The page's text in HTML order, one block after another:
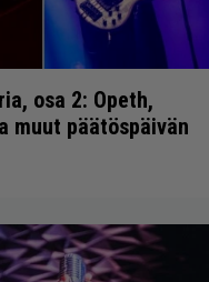
osa 2: Opeth,
muut päätöspäivän